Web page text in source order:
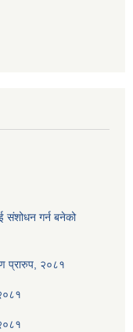
संशोधन गर्न बनेको
प्रारुप, २०८१